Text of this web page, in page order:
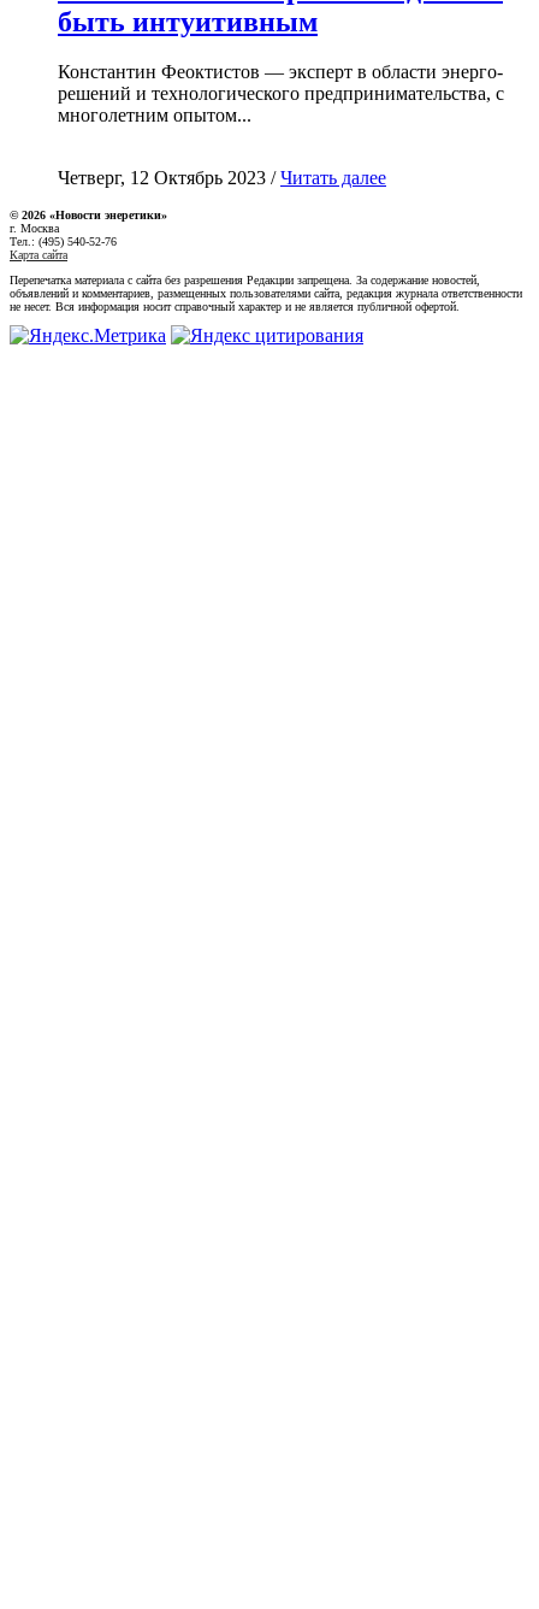
быть интуитивным
Константин Феоктистов — эксперт в области энерго-
решений и технологического предпринимательства, с
многолетним опытом...
Четверг, 12 Октябрь 2023 /Читать далее
© 2026 «Новости энеретики»
г. Москва
Тел.: (495) 540-52-76
Карта сайта
Перепечатка материала с сайта без разрешения Редакции запрещена. За содержание новостей,
объявлений и комментариев, размещенных пользователями сайта, редакция журнала ответственности
не несет. Вся информация носит справочный характер и не является публичной офертой.